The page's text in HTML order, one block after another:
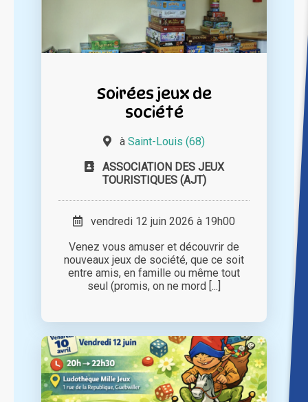
Soirées jeux de
société
à Saint-Louis (68)
ASSOCIATION DES JEUX
TOURISTIQUES (AJT)
vendredi 12 juin 2026 à 19h00
Venez vous amuser et découvrir de
nouveaux jeux de société, que ce soit
entre amis, en famille ou même tout
seul (promis, on ne mord [...]